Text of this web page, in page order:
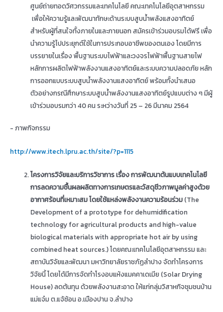
ศูนย์ถ่ายทอดวิศวกรรมและเทคโนโลยี คณะเทคโนโลยีอุตสาหกรรม
เพื่อให้ความรู้และพัฒนาทักษะด้านระบบสูบน้ำพลังแสงอาทิตย์
สำหรับผู้ที่สนใจทั้งภายในและภายนอก สมัครเข้าร่วมอบรมได้ฟรี เพื่อ
นำความรู้ไปประยุกต์ใช้ในการประกอบอาชีพของตนเอง โดยมีการ
บรรยายในเรื่อง พื้นฐานระบบไฟฟ้าและวงจรไฟฟ้าพื้นฐานสายไฟ
หลักการผลิตไฟฟ้าพลังงานแสงอาทิตย์และระบบความปลอดภัย หลัก
การออกแบบระบบสูบน้ำพลังงานแสงอาทิตย์ พร้อมทั้งนำเสนอ
ตัวอย่างกรณีศึกษาระบบสูบน้ำพลังงานแสงอาทิตย์รูปแบบต่าง ๆ มีผู้
เข้าร่วมอบรมกว่า 40 คน ระหว่างวันที่ 25 – 26 มีนาคม 2564
- ภาพกิจกรรม
http://www.itech.lpru.ac.th/site/?p=1115
โครงการวิจัยและบริการวิชาการ เรื่อง การพัฒนาต้นแบบเทคโนโลยี
การลดความชื้นผลผลิตทางการเกษตรและวัสดุชีวภาพมูลค่าสูงด้วย
อากาศร้อนที่เหมาะสม โดยใช้แหล่งพลังงานความร้อนร่วม (The
Development of a prototype for dehumidification
technology for agricultural products and high-value
biological materials with appropriate hot air by using
combined heat sources.) โดยคณะเทคโนโลยีอุตสาหกรรม และ
สถาบันวิจัยและพัฒนา มหาวิทยาลัยราชภัฏลำปาง จัดทำโครงการ
วิจัยนี้ โดยได้มีการจัดทำโรงอบแห้งแมคคาเดเมีย (Solar Drying
House) ลดต้นทุน ด้วยพลังงานสะอาด ให้แก่กลุ่มวิสาหกิจชุมชนบ้าน
แม่แจ๋ม ต.แจ้ซ้อน อ.เมืองปาน จ.ลำปาง